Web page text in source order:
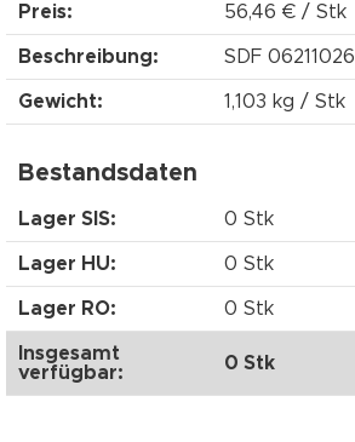
Preis: 56,46 € / Stk
Beschreibung: SDF 06211026
Gewicht: 1,103 kg / Stk
Bestandsdaten
Lager SIS: 0 Stk
Lager HU: 0 Stk
Lager RO: 0 Stk
Insgesamt
verfügbar:
0 Stk